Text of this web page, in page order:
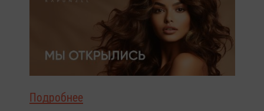
Подробнее